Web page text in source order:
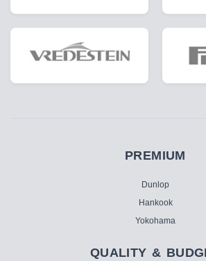
PREMIUM
Dunlop
Hankook
Yokohama
QUALITY &